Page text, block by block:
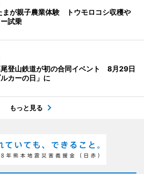
まが親子農業体験 トウモロコシ収穫や
試乗
登山鉄道が初の合同イベント 8月29日
ルカーの日」に
もっと見る